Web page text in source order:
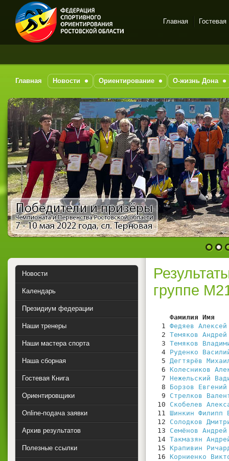
Спортивное
на-Дону
Главная Гостевая
Главная Новости Ориентирование О-жизнь Дона
1 2
группе
  1
Федяев
  2
Темяков
  3
Темяков
  4
Руденко
  5
Дегтярёв
  6
Колесников
  7
Нежельский
  8
Борзов
  9
Стрелков
10 Скобелев
11 Шинкин Филипп
12 Солодков
13 Семёнов Андрей
14 Такмазян
15 Крапивин
16 Корниенко
Новости
Календарь
Президиум федерации
Наши тренеры
Наши мастера спорта
Наша сборная
Гостевая Книга
Ориентировщики
Online-подача заявки
Архив результатов
Полезные ссылки